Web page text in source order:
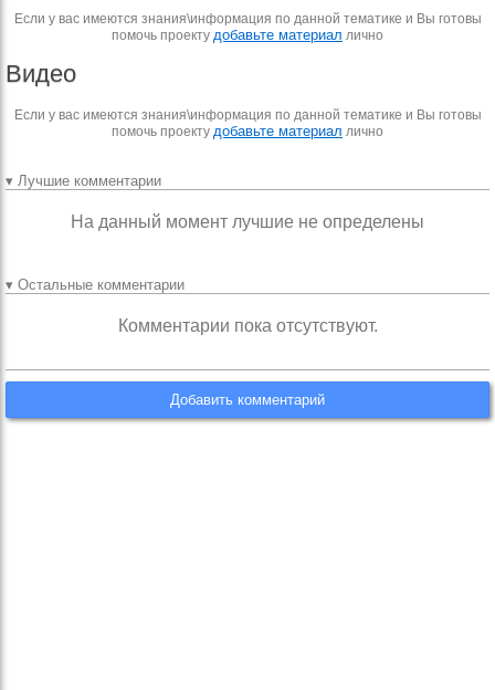
Если у вас имеются знания\информация по данной тематике и Вы готовы
помочь проекту добавьте материал лично
Видео
Если у вас имеются знания\информация по данной тематике и Вы готовы
помочь проекту добавьте материал лично
▾ Лучшие комментарии
На данный момент лучшие не определены
▾ Остальные комментарии
Комментарии пока отсутствуют.
Добавить комментарий